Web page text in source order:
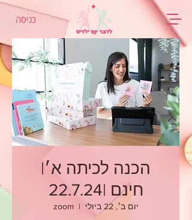
כניסה
הכנה לכיתה א׳|
חינם |22.7.24
יום ב׳, 22 ביולי
  |
zoom